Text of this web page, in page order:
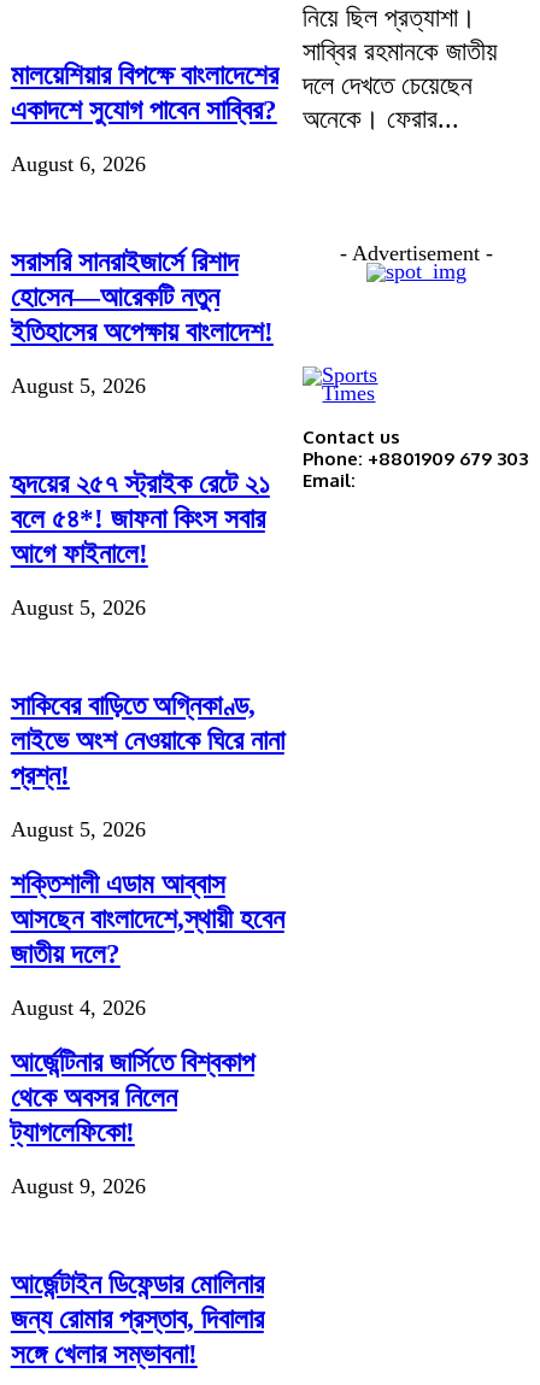
মালয়েশিয়ার বিপক্ষে বাংলাদেশের
একাদশে সুযোগ পাবেন সাব্বির?
August 6, 2026
সরাসরি সানরাইজার্সে রিশাদ
হোসেন—আরেকটি নতুন
ইতিহাসের অপেক্ষায় বাংলাদেশ!
August 5, 2026
হৃদয়ের ২৫৭ স্ট্রাইক রেটে ২১
বলে ৫৪*! জাফনা কিংস সবার
আগে ফাইনালে!
August 5, 2026
সাকিবের বাড়িতে অগ্নিকাণ্ড,
লাইভে অংশ নেওয়াকে ঘিরে নানা
প্রশ্ন!
August 5, 2026
শক্তিশালী এডাম আব্বাস
আসছেন বাংলাদেশে,স্থায়ী হবেন
জাতীয় দলে?
August 4, 2026
আর্জেন্টিনার জার্সিতে বিশ্বকাপ
থেকে অবসর নিলেন
ট্যাগলেফিকো!
August 9, 2026
আর্জেন্টাইন ডিফেন্ডার মোলিনার
জন্য রোমার প্রস্তাব, দিবালার
সঙ্গে খেলার সম্ভাবনা!
নিয়ে ছিল প্রত্যাশা।
সাব্বির রহমানকে জাতীয়
দলে দেখতে চেয়েছেন
অনেকে। ফেরার...
- Advertisement -
Contact us
Phone: +8801909 679 303
Email: